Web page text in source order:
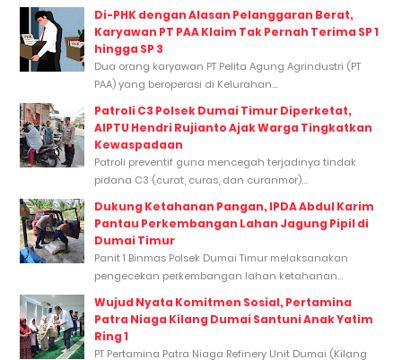
Di-PHK dengan Alasan Pelanggaran Berat,
Karyawan PT PAA Klaim Tak Pernah Terima SP 1
hingga SP 3
Dua orang karyawan PT Pelita Agung Agrindustri (PT
PAA) yang beroperasi di Kelurahan...
Patroli C3 Polsek Dumai Timur Diperketat,
AIPTU Hendri Rujianto Ajak Warga Tingkatkan
Kewaspadaan
Patroli preventif guna mencegah terjadinya tindak
pidana C3 (curat, curas, dan curanmor)...
Dukung Ketahanan Pangan, IPDA Abdul Karim
Pantau Perkembangan Lahan Jagung Pipil di
Dumai Timur
Panit 1 Binmas Polsek Dumai Timur melaksanakan
pengecekan perkembangan lahan ketahanan...
Wujud Nyata Komitmen Sosial, Pertamina
Patra Niaga Kilang Dumai Santuni Anak Yatim
Ring 1
PT Pertamina Patra Niaga Refinery Unit Dumai (Kilang